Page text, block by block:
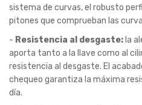
sistema de curvas, el robusto
pitones que comprueban las
- Resistencia al desgaste: la
aporta tanto a la llave como al
resistencia al desgaste. El
chequeo garantiza la máxima
día.